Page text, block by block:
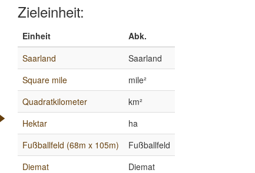
Zieleinheit:
Einheit
Abk.
Saarland
Saarland
Square mile
mile²
Quadratkilometer
km²
Hektar
ha
Fußballfeld (68m x 105m)
Fußballfeld
Diemat
Diemat